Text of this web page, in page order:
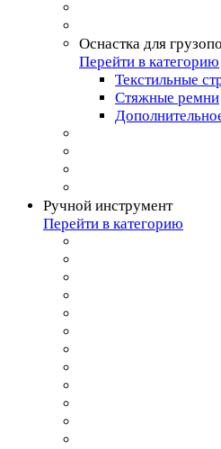
Оснастка для
Перейти в категорию
Текстильные
Стяжные ремни
Ручной инструмент
Перейти в категорию